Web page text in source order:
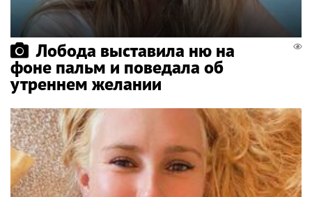
Лобода выставила ню на
фоне пальм и поведала об
утреннем желании